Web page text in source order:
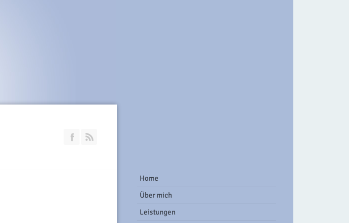
Join our Facebook Group
Home
Über mich
Leistungen